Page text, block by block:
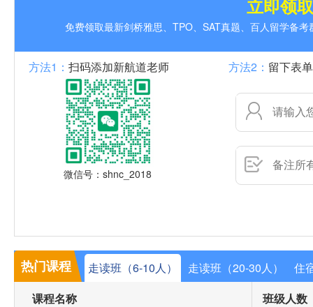
立即领
免费领取最新剑桥雅思、TPO、SAT真题、百人留学备
方法1： 扫码添加新航道老师
微信号：shnc_2018
方法2： 留下表
热门课程 走读班（6-10人） 走读班（20-30人）
住
课程名称
班级人数